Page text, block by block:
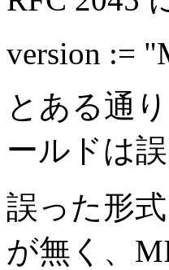
version :=
とある通
ールドは
誤った形
が無く、